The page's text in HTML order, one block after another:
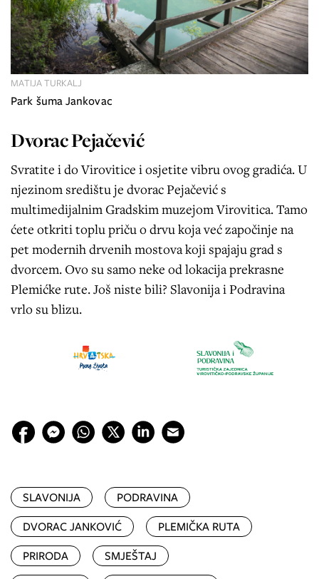
Park šuma Jankovac
MATIJA TURKALJ
Dvorac Pejačević
Svratite i do Virovitice i osjetite vibru ovog gradića. U
njezinom središtu je dvorac Pejačević s
multimedijalnim Gradskim muzejom Virovitica. Tamo
ćete otkriti toplu priču o drvu koja već započinje na
pet modernih drvenih mostova koji spajaju grad s
dvorcem. Ovo su samo neke od lokacija prekrasne
Plemićke rute. Još niste bili? Slavonija i Podravina
vrlo su blizu.
SLAVONIJA
PODRAVINA
DVORAC JANKOVIĆ
PLEMIČKA RUTA
PRIRODA
SMJEŠTAJ